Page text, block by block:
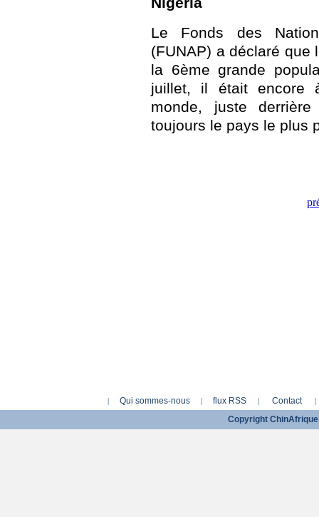
Le Fonds des
(FUNAP) a déclaré que
la 6ème grande
juillet, il était encore
monde, juste
toujours le pays le plus
| Qui sommes-nous | flux RSS | Contact |
Copyright